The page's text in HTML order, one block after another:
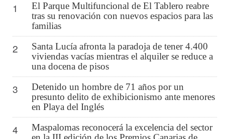
1
El Parque Multifuncional de El Tablero reabre
tras su renovación con nuevos espacios para las
familias
2
Santa Lucía afronta la paradoja de tener 4.400
viviendas vacías mientras el alquiler se reduce a
una docena de pisos
3
Detenido un hombre de 71 años por un
presunto delito de exhibicionismo ante menores
en Playa del Inglés
4
Maspalomas reconocerá la excelencia del sector